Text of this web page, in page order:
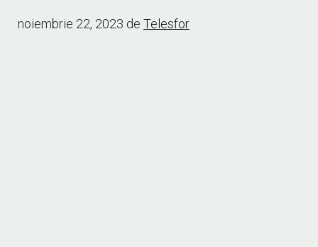
noiembrie 22, 2023 de Telesfor